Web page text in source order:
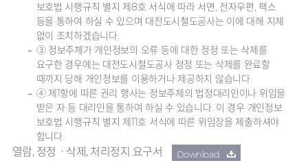
보호법 시행규칙 별지 제8호 서식에 따라 서면, 전자우편, 팩스
등을 통하여 하실 수 있으며 대전도시철도공사는 이에 대해 지체
없이 조치하겠습니다.
③ 정보주체가 개인정보의 오류 등에 대한 정정 또는 삭제를
요구한 경우에는 대전도시철도공사 정정 또는 삭제를 완료할
때까지 당해 개인정보를 이용하거나 제공하지 않습니다.
④ 제1항에 따른 권리 행사는 정보주체의 법정대리인이나 위임을
받은 자 등 대리인을 통하여 하실 수 있습니다. 이 경우 개인정보
보호법 시행규칙 별지 제11호 서식에 따른 위임장을 제출하셔야
합니다.
열람, 정정ㆍ삭제, 처리정지 요구서 Download